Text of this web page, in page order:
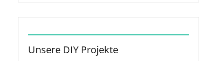
Unsere DIY Projekte